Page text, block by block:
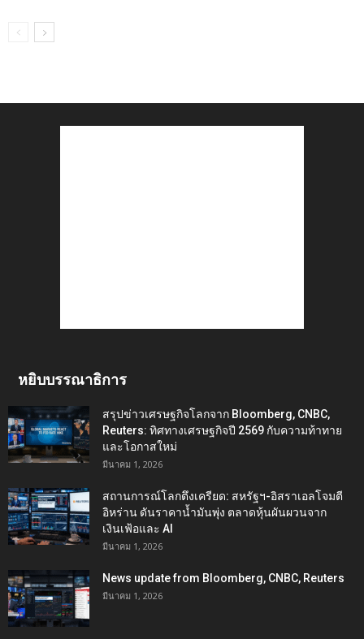
หยิบบรรณาธิการ
สรุปข่าวเศรษฐกิจโลกจาก Bloomberg, CNBC,
Reuters: ทิศทางเศรษฐกิจปี 2569 กับความท้าทาย
และโอกาสใหม่
มีนาคม 1, 2026
สถานการณ์โลกตึงเครียด: สหรัฐฯ-อิสราเอลโจมตี
อิหร่าน ดันราคาน้ำมันพุ่ง ตลาดหุ้นผันผวนจาก
เงินเฟ้อและ AI
มีนาคม 1, 2026
News update from Bloomberg, CNBC, Reuters
มีนาคม 1, 2026